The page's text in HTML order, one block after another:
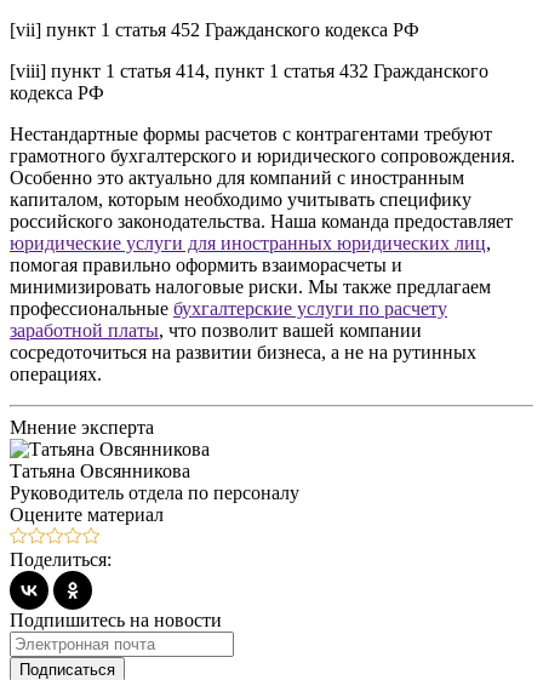
[vii] пункт 1 статья 452 Гражданского кодекса РФ
[viii] пункт 1 статья 414, пункт 1 статья 432 Гражданского
кодекса РФ
Нестандартные формы расчетов с контрагентами требуют
грамотного бухгалтерского и юридического сопровождения.
Особенно это актуально для компаний с иностранным
капиталом, которым необходимо учитывать специфику
российского законодательства. Наша команда предоставляет
юридические услуги для иностранных юридических лиц,
помогая правильно оформить взаиморасчеты и
минимизировать налоговые риски. Мы также предлагаем
профессиональные бухгалтерские услуги по расчету
заработной платы, что позволит вашей компании
сосредоточиться на развитии бизнеса, а не на рутинных
операциях.
Мнение эксперта
Татьяна Овсянникова
Руководитель отдела по персоналу
Оцените материал
Поделиться:
Подпишитесь на новости
Подписаться